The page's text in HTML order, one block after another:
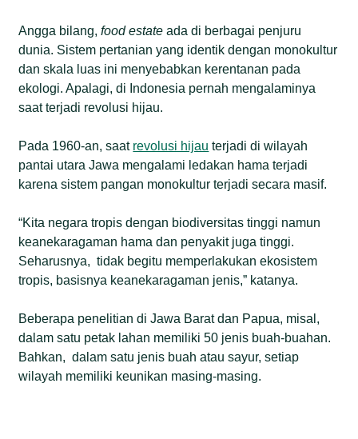
Angga bilang,food estate ada di berbagai penjuru
dunia. Sistem pertanian yang identik dengan monokultur
dan skala luas ini menyebabkan kerentanan pada
ekologi. Apalagi, di Indonesia pernah mengalaminya
saat terjadi revolusi hijau.
Pada 1960-an, saat revolusi hijau terjadi di wilayah
pantai utara Jawa mengalami ledakan hama terjadi
karena sistem pangan monokultur terjadi secara masif.
“Kita negara tropis dengan biodiversitas tinggi namun
keanekaragaman hama dan penyakit juga tinggi.
Seharusnya, tidak begitu memperlakukan ekosistem
tropis, basisnya keanekaragaman jenis,” katanya.
Beberapa penelitian di Jawa Barat dan Papua, misal,
dalam satu petak lahan memiliki 50 jenis buah-buahan.
Bahkan, dalam satu jenis buah atau sayur, setiap
wilayah memiliki keunikan masing-masing.